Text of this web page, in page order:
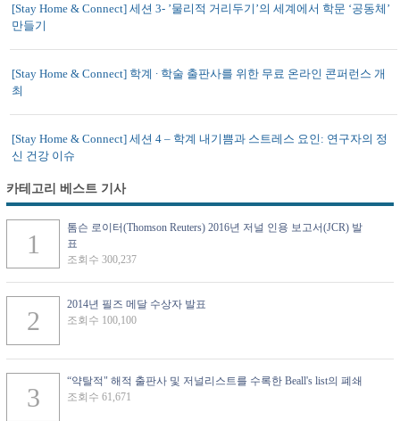
[Stay Home & Connect] 세션 3- ’물리적 거리두기’의 세계에서 학문 ‘공동체’
만들기
[Stay Home & Connect] 학계 ∙ 학술 출판사를 위한 무료 온라인 콘퍼런스 개
최
[Stay Home & Connect] 세션 4 – 학계 내기쁨과 스트레스 요인: 연구자의 정
신 건강 이슈
카테고리 베스트 기사
톰슨 로이터(Thomson Reuters) 2016년 저널 인용 보고서(JCR) 발
표
조회수 300,237
2014년 필즈 메달 수상자 발표
조회수 100,100
“약탈적" 해적 출판사 및 저널리스트를 수록한 Beall's list의 폐쇄
조회수 61,671